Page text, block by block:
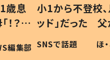
歳息
？」
編集部
小1から不登校
ッド」だった
作り続ける理
#令和の子
SNSで話題 ほ